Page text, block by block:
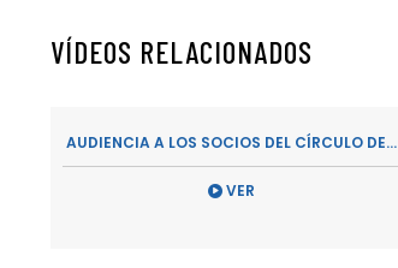
VÍDEOS RELACIONADOS
AUDIENCIA A LOS SOCIOS DEL CÍRCULO DE...
VER